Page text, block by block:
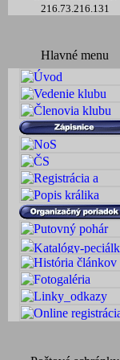
216.73.216.131
Hlavné menu